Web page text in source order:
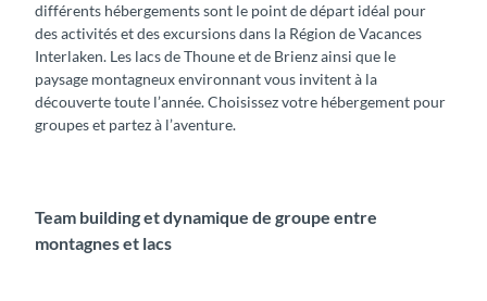
différents hébergements sont le point de départ idéal pour
des activités et des excursions dans la Région de Vacances
Interlaken. Les lacs de Thoune et de Brienz ainsi que le
paysage montagneux environnant vous invitent à la
découverte toute l’année. Choisissez votre hébergement pour
groupes et partez à l’aventure.
Team building et dynamique de groupe entre
montagnes et lacs